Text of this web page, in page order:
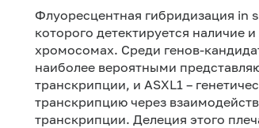
Флуоресцентная гибридизация in
которого детектируется наличие
хромосомах. Среди генов-
наиболее вероятными
транскрипции, и ASXL1 –
транскрипцию через
транскрипции. Делеция этого